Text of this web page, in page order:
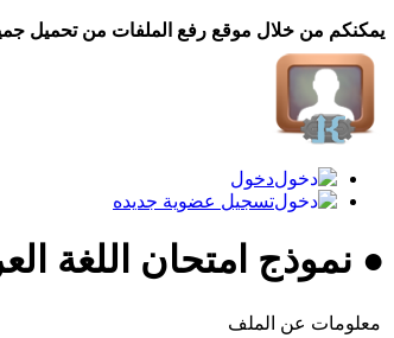
يمكنكم من خلال موقع رفع الملفات من تحميل
دخول
تسجيل عضوية جديده
● نموذج امتحان اللغة
معلومات عن الملف